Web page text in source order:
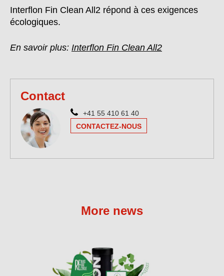
Interflon Fin Clean All2 répond à ces exigences
écologiques.
En savoir plus: Interflon Fin Clean All2
Contact
+41 55 410 61 40
CONTACTEZ-NOUS
More news